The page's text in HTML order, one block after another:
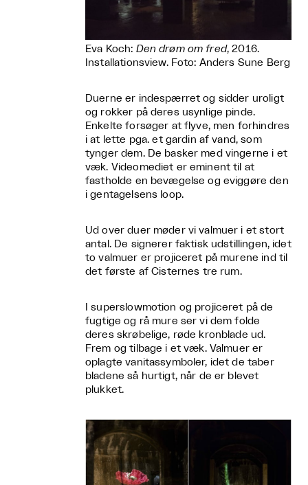
Eva Koch: Den drøm om fred, 2016.
Installationsview. Foto: Anders Sune Berg
Duerne er indespærret og sidder uroligt
og rokker på deres usynlige pinde.
Enkelte forsøger at flyve, men forhindres
i at lette pga. et gardin af vand, som
tynger dem. De basker med vingerne i et
væk. Videomediet er eminent til at
fastholde en bevægelse og eviggøre den
i gentagelsens loop.
Ud over duer møder vi valmuer i et stort
antal. De signerer faktisk udstillingen, idet
to valmuer er projiceret på murene ind til
det første af Cisternes tre rum.
I superslowmotion og projiceret på de
fugtige og rå mure ser vi dem folde
deres skrøbelige, røde kronblade ud.
Frem og tilbage i et væk. Valmuer er
oplagte vanitassymboler, idet de taber
bladene så hurtigt, når de er blevet
plukket.